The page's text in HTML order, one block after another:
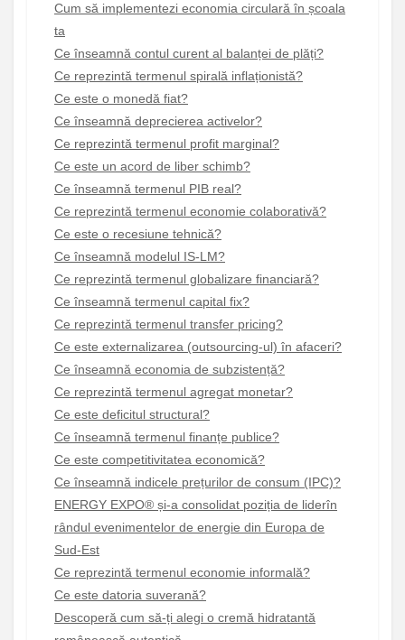
Cum să implementezi economia circulară în școala
ta
Ce înseamnă contul curent al balanței de plăți?
Ce reprezintă termenul spirală inflaționistă?
Ce este o monedă fiat?
Ce înseamnă deprecierea activelor?
Ce reprezintă termenul profit marginal?
Ce este un acord de liber schimb?
Ce înseamnă termenul PIB real?
Ce reprezintă termenul economie colaborativă?
Ce este o recesiune tehnică?
Ce înseamnă modelul IS-LM?
Ce reprezintă termenul globalizare financiară?
Ce înseamnă termenul capital fix?
Ce reprezintă termenul transfer pricing?
Ce este externalizarea (outsourcing-ul) în afaceri?
Ce înseamnă economia de subzistență?
Ce reprezintă termenul agregat monetar?
Ce este deficitul structural?
Ce înseamnă termenul finanțe publice?
Ce este competitivitatea economică?
Ce înseamnă indicele prețurilor de consum (IPC)?
ENERGY EXPO® și-a consolidat poziția de liderîn
rândul evenimentelor de energie din Europa de
Sud-Est
Ce reprezintă termenul economie informală?
Ce este datoria suverană?
Descoperă cum să-ți alegi o cremă hidratantă